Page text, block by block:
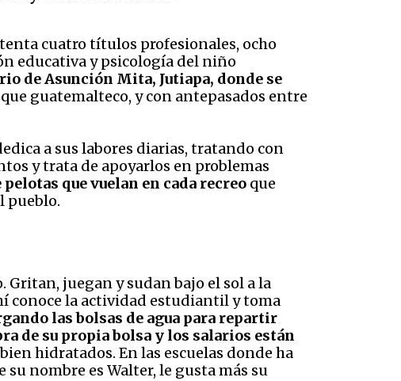
cuatro títulos profesionales, ocho
educativa y psicología del niño
de Asunción Mita, Jutiapa, donde se
guatemalteco, y con antepasados entre
a sus labores diarias, tratando con
y trata de apoyarlos en problemas
que vuelan en cada recreo que
pueblo.
juegan y sudan bajo el sol a la
conoce la actividad estudiantil y toma
las bolsas de agua para repartir
de su propia bolsa y los salarios están
hidratados. En las escuelas donde ha
nombre es Walter, le gusta más su